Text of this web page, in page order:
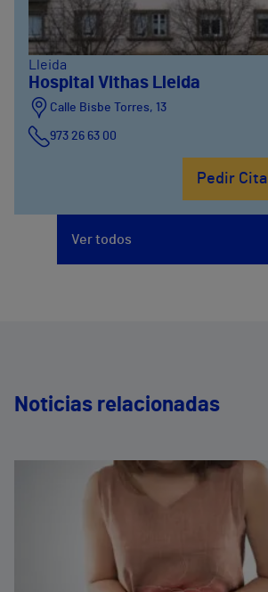
Lleida
Hospital Vithas Lleida
Calle Bisbe Torres, 13
973 26 63 00
Pedir Cita
Ver todos
Noticias relacionadas